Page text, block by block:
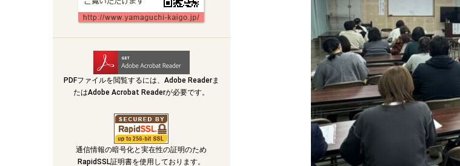
PDFファイルを閲覧するには、Adobe Readerま
たはAdobe Acrobat Readerが必要です。
通信情報の暗号化と実在性の証明のため
RapidSSL証明書を使用しております。